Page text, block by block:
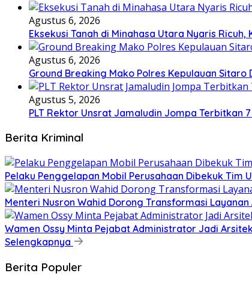
Agustus 6, 2026
Eksekusi Tanah di Minahasa Utara Nyaris
Agustus 6, 2026
Ground Breaking Mako Polres Kepulauan
Agustus 5, 2026
​PLT Rektor Unsrat Jamaludin Jompa Terbitkan
Berita Kriminal
​Pelaku Penggelapan Mobil Perusahaan Dibekuk Tim
​Menteri Nusron Wahid Dorong Transformasi Layanan
Wamen Ossy Minta Pejabat Administrator Jadi
Selengkapnya
Berita Populer